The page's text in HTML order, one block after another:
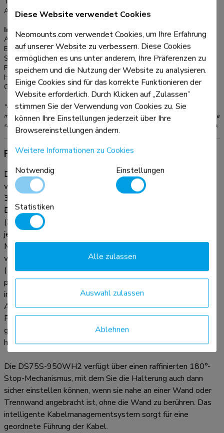
optionale VESA-Adapterplatten im Angebot. Der
Monitorarm ist mit einem Quick-Release-VESA-System
ausgestattet und wird mit einer Topfix-Klemme und einer
Tülle für eine schnelle und einfache Installation geliefert. Die
Verpackung der DS75S-950WH2 Tischhalterung ist 100%
plastikfrei und besteht vollständig aus Karton und Papier. Die
NEXT One Produkte haben eine extra lange Garantiezeit von
10 Jahren.
Anpassungstyp:
Gasfeder
Informationen
Artikelnummer:
DS75S-950WH2
EAN:
8717371441586
Serie:
NEXT One
Farbe:
Weiß
Hauptmaterial:
Aluminium
Garantie:
10 Jahre
*Bitte beachten: Die angegebenen Zollgrößen sind nur ein Anhaltspunkt, kombiniert
mit dem Gewicht und den VESA-Größen. Das maximale Gewicht und die VESA-Größe
sind absolute Beschränkungen für die Produkte und sollten nicht überschritten werden.
Produktinformationen
Die Neomounts DS75S-950WH2 NEXT One ist eine
vollbewegliche Tischhalterung für zwei Bildschirme bis zu
32" mit einer maximalen Gewichtskapazität von 8 kg pro
Bildschirm. Durch die vielseitige Neigungs- (120°), Dreh-
(360°) und Schwenkfunktion (180°) kann die Halterung in
jeden beliebigen Blickwinkel gebracht werden, um die
Möglichkeiten des Bildschirms voll auszunutzen. Zusätzlich
verfügt die Halterung über eine Gasfeder-Höhenverstellung
(19,1-52,7 cm) und Tiefenverstellung (17,3-71 cm), um die
perfekte Arbeitsposition zu schaffen. Die Displays können
individuell in der Höhe verstellt werden, um eine perfekte
Ausrichtung des Bildschirms zu gewährleisten. Dank der
Flexibilität der VESA-Köpfe können die Bildschirme auch in
großen Cockpits positioniert werden. Der Griff ist
höhenverstellbar für maximalen Komfort.
Die DS75S-950WH2 verfügt über einen raffinierten 180°-
Stop-Mechanismus, mit dem Sie die Halterung auch dann
sicher einstellen können, wenn sie nahe an einer Wand oder
Trennwand angebracht ist, ohne die Wand zu berühren. Das
intelligente Kabelmanagementsystem sorgt für eine
geordnete Führung der Kabel.
Diese Website verwendet Cookies
Neomounts.com verwendet Cookies, um Ihre Erfahrung
auf unserer Website zu verbessern. Diese Cookies
ermöglichen es uns unter anderem, Ihre Präferenzen zu
speichern und die Nutzung der Website zu analysieren.
Einige Cookies sind für das korrekte Funktionieren der
Website erforderlich. Durch Klicken auf „Zulassen”
stimmen Sie der Verwendung von Cookies zu. Sie
können Ihre Einstellungen jederzeit über Ihre
Browsereinstellungen ändern.
Weitere Informationen zu Cookies
Notwendig
Einstellungen
Statistiken
Ablehnen
Auswahl zulassen
Alle zulassen